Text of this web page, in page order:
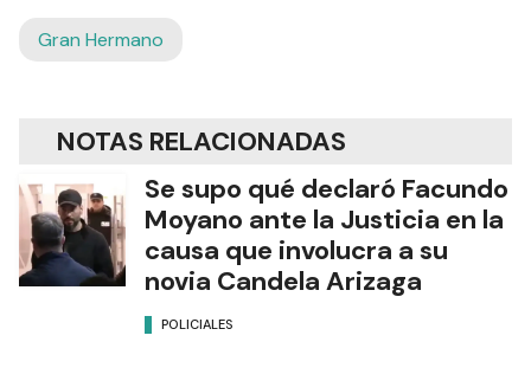
Gran Hermano
NOTAS RELACIONADAS
Se supo qué declaró Facundo
Moyano ante la Justicia en la
causa que involucra a su
novia Candela Arizaga
POLICIALES